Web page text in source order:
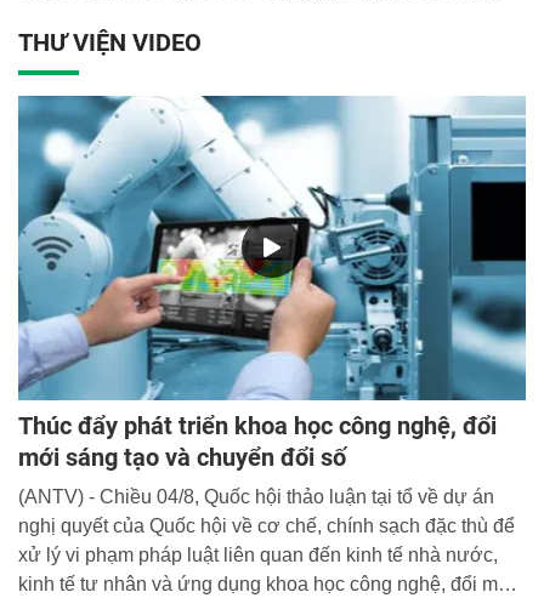
pháp luật, góp phần nâng cao nhận thức và ý thức chấp
hành pháp luật cho cán bộ, chiến sĩ, người lao động và
học viên đang cai nghiện.
THƯ VIỆN VIDEO
Thúc đẩy phát triển khoa học công nghệ, đổi
mới sáng tạo và chuyển đổi số
(ANTV) - Chiều 04/8, Quốc hội thảo luận tại tổ về dự án
nghị quyết của Quốc hội về cơ chế, chính sạch đặc thù để
xử lý vi phạm pháp luật liên quan đến kinh tế nhà nước,
kinh tế tư nhân và ứng dụng khoa học công nghệ, đổi mới